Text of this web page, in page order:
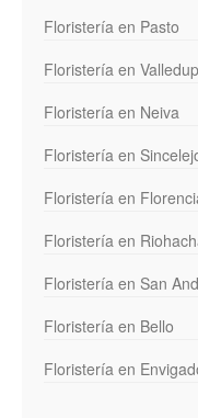
Floristería en Pasto
Floristería en
Floristería en Neiva
Floristería en
Floristería en
Floristería en
Floristería en San
Floristería en Bello
Floristería en